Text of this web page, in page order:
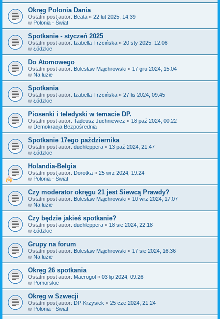
Okręg Polonia Dania
Ostatni post autor: Beata « 22 lut 2025, 14:39
w Polonia - Świat
Spotkanie - styczeń 2025
Ostatni post autor: Izabella Trzcińska « 20 sty 2025, 12:06
w Łódzkie
Do Atomowego
Ostatni post autor: Bolesław Majchrowski « 17 gru 2024, 15:04
w Na luzie
Spotkania
Ostatni post autor: Izabella Trzcińska « 27 lis 2024, 09:45
w Łódzkie
Piosenki i teledyski w temacie DP.
Ostatni post autor: Tadeusz Juchniewicz « 18 paź 2024, 00:22
w Demokracja Bezpośrednia
Spotkanie 17ego października
Ostatni post autor: duchleppera « 13 paź 2024, 21:47
w Łódzkie
Holandia-Belgia
Ostatni post autor: Dorotka « 25 wrz 2024, 19:24
w Polonia - Świat
Czy moderator okręgu 21 jest Siewcą Prawdy?
Ostatni post autor: Bolesław Majchrowski « 10 wrz 2024, 17:07
w Na luzie
Czy będzie jakieś spotkanie?
Ostatni post autor: duchleppera « 18 sie 2024, 22:18
w Łódzkie
Grupy na forum
Ostatni post autor: Bolesław Majchrowski « 17 sie 2024, 16:36
w Na luzie
Okręg 26 spotkania
Ostatni post autor: Macrogol « 03 lip 2024, 09:26
w Pomorskie
Okręg w Szwecji
Ostatni post autor: DP-Krzysiek « 25 cze 2024, 21:24
w Polonia - Świat